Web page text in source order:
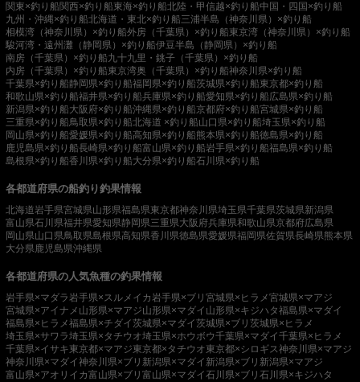
関東×釣り船関西×釣り船東海×釣り船北陸・甲信越×釣り船中国・四国×釣り船
九州・沖縄×釣り船北海道・東北×釣り船三浦半島（神奈川県）×釣り船
相模湾（神奈川県）×釣り船外房（千葉県）×釣り船東京湾（神奈川県）×釣り船
駿河湾・遠州灘（静岡県）×釣り船伊豆半島（静岡県）×釣り船
南房（千葉県）×釣り船九十九里・銚子（千葉県）×釣り船
内房（千葉県）×釣り船東京湾奥（千葉県）×釣り船神奈川県×釣り船
千葉県×釣り船静岡県×釣り船福岡県×釣り船茨城県×釣り船東京都×釣り船
和歌山県×釣り船福井県×釣り船兵庫県×釣り船愛知県×釣り船広島県×釣り船
新潟県×釣り船大阪府×釣り船沖縄県×釣り船京都府×釣り船宮城県×釣り船
三重県×釣り船鳥取県×釣り船北海道 ×釣り船山口県×釣り船埼玉県×釣り船
岡山県×釣り船愛媛県×釣り船高知県×釣り船熊本県×釣り船徳島県×釣り船
鹿児島県×釣り船長崎県×釣り船富山県×釣り船岩手県×釣り船福島県×釣り船
島根県×釣り船香川県×釣り船大分県×釣り船石川県×釣り船
各都道府県の船釣り釣果情報
北海道岩手県宮城県山形県福島県東京都神奈川県埼玉県千葉県茨城県新潟県
富山県石川県福井県愛知県静岡県三重県大阪府兵庫県和歌山県京都府広島県
岡山県山口県鳥取県島根県高知県香川県徳島県愛媛県福岡県佐賀県長崎県熊本県
大分県鹿児島県沖縄県
各都道府県の人気魚種の釣果情報
岩手県×マダラ岩手県×スルメイカ岩手県×ブリ 宮城県×ヒラメ宮城県×マアジ
宮城県×アイナメ 山形県×マアジ山形県×マダイ 山形県×キジハタ福島県×マダイ
福島県×ヒラメ福島県×チダイ茨城県×マダイ茨城県×ブリ 茨城県×ヒラメ
埼玉県×サワラ埼玉県×タチウオ埼玉県×ホウボウ千葉県×マダイ千葉県×ヒラメ
千葉県×イサキ東京都×マアジ東京都×タチウオ東京都×シロギス神奈川県×マアジ
神奈川県×マダイ神奈川県×ブリ 新潟県×マダイ 新潟県×ブリ 新潟県×マアジ
富山県×アオリイカ富山県×ブリ 富山県×マダイ石川県×ブリ 石川県×キジハタ